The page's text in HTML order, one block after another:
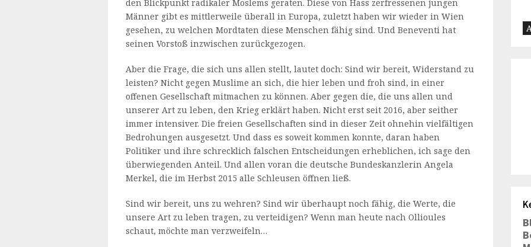
den Blickpunkt radikaler Moslems geraten. Diese von Hass zerfressenen jungen
Männer gibt es mittlerweile überall in Europa, zuletzt haben wir wieder in Wien
gesehen, zu welchen Mordtaten diese Menschen fähig sind. Und Beneventi hat
seinen Vorstoß inzwischen zurückgezogen.
Aber die Frage, die sich uns allen stellt, lautet doch: Sind wir bereit, Widerstand zu
leisten? Nicht gegen Muslime an sich, die hier leben und froh sind, in einer
offenen Gesellschaft mitmachen zu können. Aber gegen die, die uns allen und
unserer Art zu leben, den Krieg erklärt haben. Nicht erst seit 2016, aber seither
immer intensiver. Die freien Gesellschaften sind in dieser Zeit ohnehin vielfältigen
Bedrohungen ausgesetzt. Und dass es soweit kommen konnte, daran haben
Politiker und ihre schrecklich falschen Entscheidungen erheblichen, ich sage den
überwiegenden Anteil. Und allen voran die deutsche Bundeskanzlerin Angela
Merkel, die im Herbst 2015 alle Schleusen öffnen ließ.
Sind wir bereit, uns zu wehren? Sind wir überhaupt noch fähig, die Werte, die
unsere Art zu leben tragen, zu verteidigen? Wenn man heute nach Ollioules
schaut, möchte man verzweifeln…